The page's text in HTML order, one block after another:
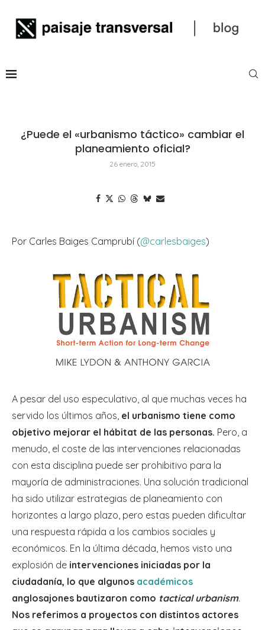
¿Puede el «urbanismo táctico» cambiar el
planeamiento oficial?
26 enero, 2015
Por Carles Baiges Camprubí (@carlesbaiges)
A pesar del uso especulativo, al que muchas veces ha
servido los últimos años, el urbanismo tiene como
objetivo mejorar el hábitat de las personas. Pero, a
menudo, el coste de las intervenciones relacionadas
con esta disciplina puede ser prohibitivo para la
mayoría de administraciones. Una solución tradicional
ha sido utilizar estrategias de planeamiento con
horizontes a largo plazo, pero estas pueden dificultar
una respuesta rápida a los cambios sociales y
económicos. En la última década, hemos visto una
explosión de intervenciones iniciadas por la
ciudadanía, lo que algunos académicos
anglosajones bautizaron como tactical urbanism.
Nos referimos a proyectos con distintos actores